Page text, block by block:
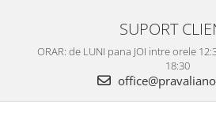
SUPORT
ORAR: de LUNI pana JOI intre orele
18:30